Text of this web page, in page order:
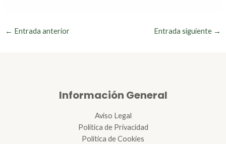
← Entrada anterior Entrada siguiente →
Información General
Aviso Legal
Política de Privacidad
Política de Cookies